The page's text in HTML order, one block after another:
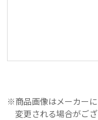
商品画像はメーカー
変更される場合がござ